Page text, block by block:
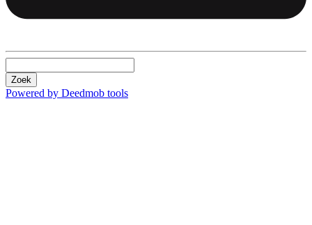
Zoek
Powered by Deedmob tools